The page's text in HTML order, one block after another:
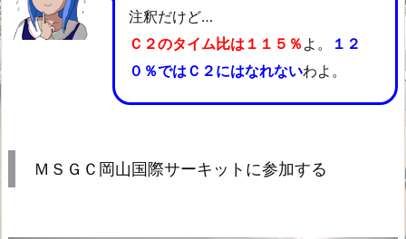
注釈だけど…
Ｃ２のタイム比は１１５％ よ。
１２
０％ではＣ２にはなれないわよ。
ＭＳＧＣ岡山国際サーキットに参加する